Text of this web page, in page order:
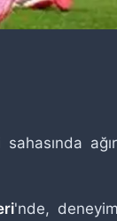
'nde,